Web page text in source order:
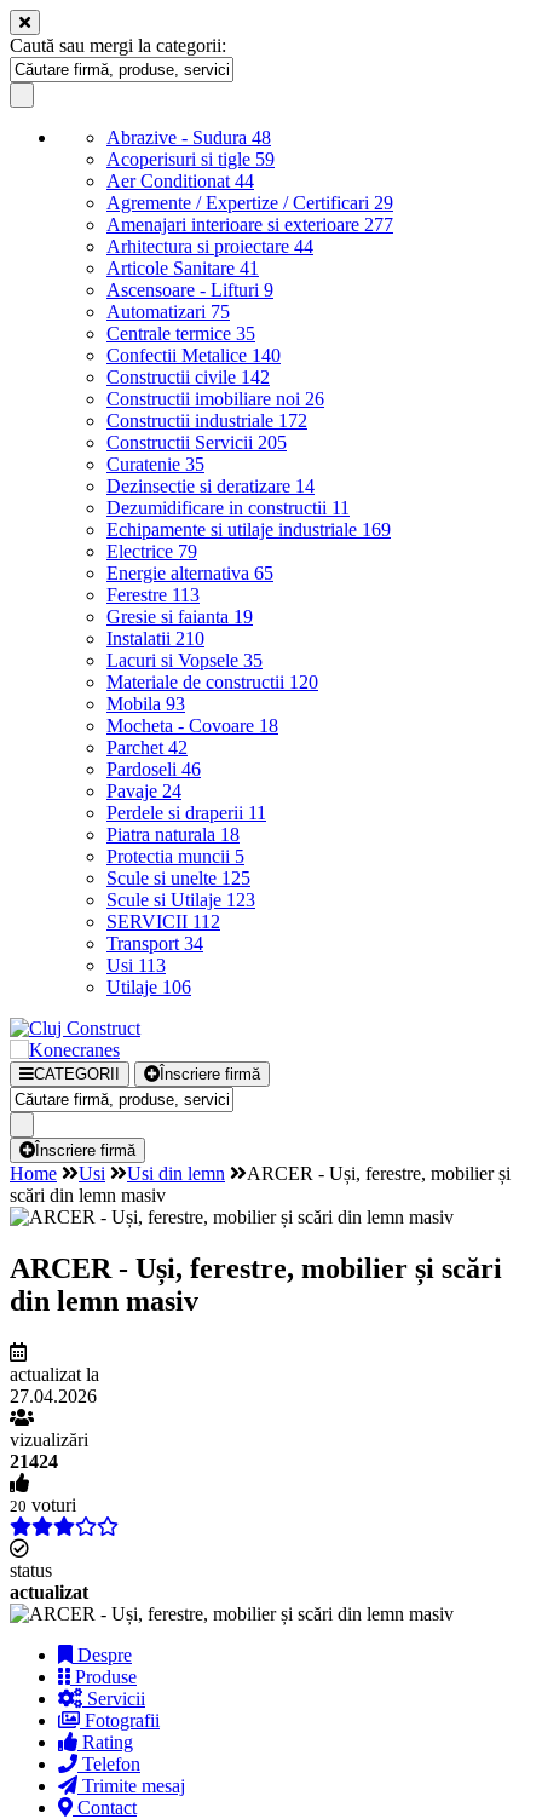
Caută sau mergi la categorii:
Abrazive - Sudura 48
Acoperisuri si tigle 59
Aer Conditionat 44
Agremente / Expertize / Certificari 29
Amenajari interioare si exterioare 277
Arhitectura si proiectare 44
Articole Sanitare 41
Ascensoare - Lifturi 9
Automatizari 75
Centrale termice 35
Confectii Metalice 140
Constructii civile 142
Constructii imobiliare noi 26
Constructii industriale 172
Constructii Servicii 205
Curatenie 35
Dezinsectie si deratizare 14
Dezumidificare in constructii 11
Echipamente si utilaje industriale 169
Electrice 79
Energie alternativa 65
Ferestre 113
Gresie si faianta 19
Instalatii 210
Lacuri si Vopsele 35
Materiale de constructii 120
Mobila 93
Mocheta - Covoare 18
Parchet 42
Pardoseli 46
Pavaje 24
Perdele si draperii 11
Piatra naturala 18
Protectia muncii 5
Scule si unelte 125
Scule si Utilaje 123
SERVICII 112
Transport 34
Usi 113
Utilaje 106
CATEGORII Înscriere firmă
Înscriere firmă
Home Usi Usi din lemn
ARCER - Uși, ferestre, mobilier și
scări din lemn masiv
ARCER - Uși, ferestre, mobilier și scări
din lemn masiv
actualizat la
27.04.2026
vizualizări
21424
20 voturi
status
actualizat
Despre
Produse
Servicii
Fotografii
Rating
Telefon
Trimite mesaj
Contact